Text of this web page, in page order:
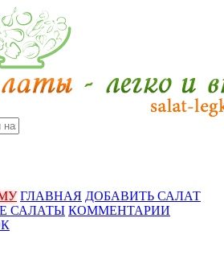
ГЛАВНАЯ ДОБАВИТЬ САЛАТ
САЛАТЫ КОММЕНТАРИИ